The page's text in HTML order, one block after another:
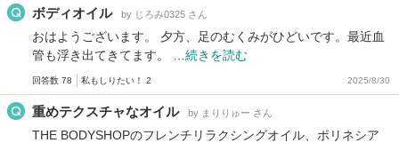
ボディオイル by じろみ0325 さん
おはようございます。 夕方、足のむくみがひどいです。最近血
管も浮き出てきてます。 … 続きを読む
回答数 78 私もしりたい！ 2 2025/8/30
重めテクスチャなオイル by まりりゅー さん
THE BODYSHOPのフレンチリラクシングオイル、ポリネシア